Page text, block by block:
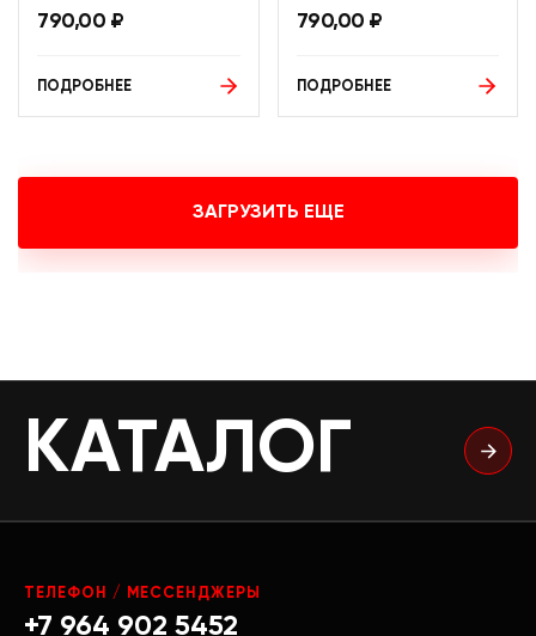
790,00 ₽
ПОДРОБНЕЕ
790,00 ₽
ПОДРОБНЕЕ
ЗАГРУЗИТЬ ЕЩЕ
КАТАЛОГ
ТЕЛЕФОН / МЕССЕНДЖЕРЫ
+7 964 902 5452